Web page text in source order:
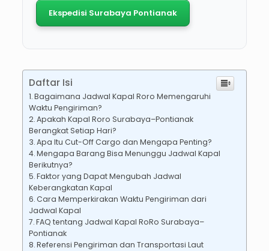
Ekspedisi Surabaya Pontianak
Daftar Isi
Bagaimana Jadwal Kapal Roro Memengaruhi
Waktu Pengiriman?
Apakah Kapal Roro Surabaya–Pontianak
Berangkat Setiap Hari?
Apa Itu Cut-Off Cargo dan Mengapa Penting?
Mengapa Barang Bisa Menunggu Jadwal Kapal
Berikutnya?
Faktor yang Dapat Mengubah Jadwal
Keberangkatan Kapal
Cara Memperkirakan Waktu Pengiriman dari
Jadwal Kapal
FAQ tentang Jadwal Kapal RoRo Surabaya–
Pontianak
Referensi Pengiriman dan Transportasi Laut